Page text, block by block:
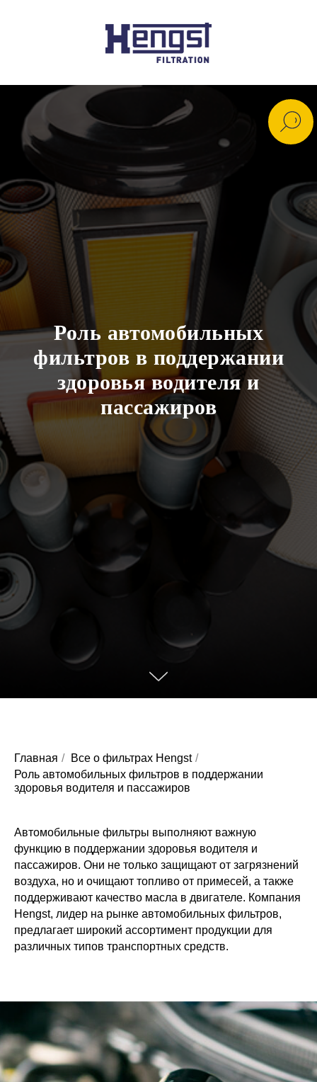
Роль автомобильных
фильтров в поддержании
здоровья водителя и
пассажиров
Главная / Все о фильтрах Hengst /
Роль автомобильных фильтров в поддержании
здоровья водителя и пассажиров
Автомобильные фильтры выполняют важную
функцию в поддержании здоровья водителя и
пассажиров. Они не только защищают от загрязнений
воздуха, но и очищают топливо от примесей, а также
поддерживают качество масла в двигателе. Компания
Hengst, лидер на рынке автомобильных фильтров,
предлагает широкий ассортимент продукции для
различных типов транспортных средств.